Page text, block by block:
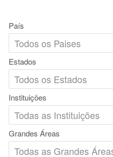
País
Estados
Instituições
Grandes Áreas